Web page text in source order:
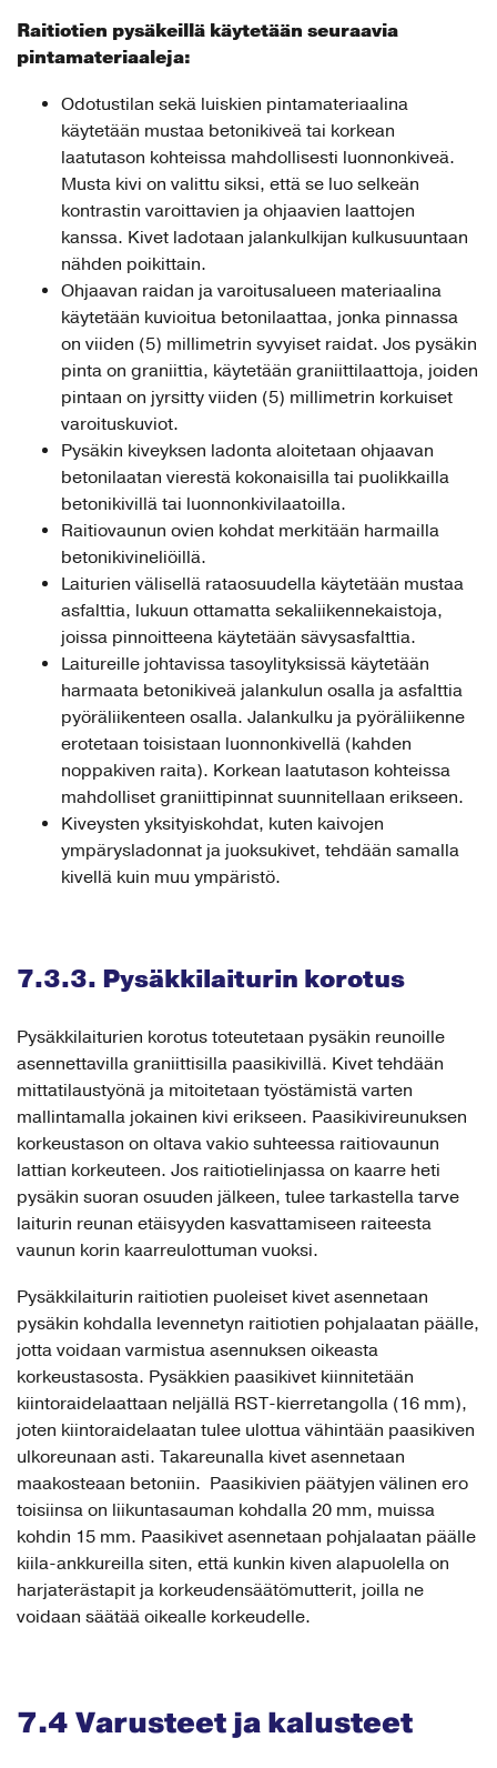
Raitiotien pysäkeillä käytetään seuraavia
pintamateriaaleja:
Odotustilan sekä luiskien pintamateriaalina
käytetään mustaa betonikiveä tai korkean
laatutason kohteissa mahdollisesti luonnonkiveä.
Musta kivi on valittu siksi, että se luo selkeän
kontrastin varoittavien ja ohjaavien laattojen
kanssa. Kivet ladotaan jalankulkijan kulkusuuntaan
nähden poikittain.
Ohjaavan raidan ja varoitusalueen materiaalina
käytetään kuvioitua betonilaattaa, jonka pinnassa
on viiden (5) millimetrin syvyiset raidat. Jos pysäkin
pinta on graniittia, käytetään graniittilaattoja, joiden
pintaan on jyrsitty viiden (5) millimetrin korkuiset
varoituskuviot.
Pysäkin kiveyksen ladonta aloitetaan ohjaavan
betonilaatan vierestä kokonaisilla tai puolikkailla
betonikivillä tai luonnonkivilaatoilla.
Raitiovaunun ovien kohdat merkitään harmailla
betonikivineliöillä.
Laiturien välisellä rataosuudella käytetään mustaa
asfalttia, lukuun ottamatta sekaliikennekaistoja,
joissa pinnoitteena käytetään sävysasfalttia.
Laitureille johtavissa tasoylityksissä käytetään
harmaata betonikiveä jalankulun osalla ja asfalttia
pyöräliikenteen osalla. Jalankulku ja pyöräliikenne
erotetaan toisistaan luonnonkivellä (kahden
noppakiven raita). Korkean laatutason kohteissa
mahdolliset graniittipinnat suunnitellaan erikseen.
Kiveysten yksityiskohdat, kuten kaivojen
ympärysladonnat ja juoksukivet, tehdään samalla
kivellä kuin muu ympäristö.
7.3.3. Pysäkkilaiturin korotus
Pysäkkilaiturien korotus toteutetaan pysäkin reunoille
asennettavilla graniittisilla paasikivillä. Kivet tehdään
mittatilaustyönä ja mitoitetaan työstämistä varten
mallintamalla jokainen kivi erikseen. Paasikivireunuksen
korkeustason on oltava vakio suhteessa raitiovaunun
lattian korkeuteen. Jos raitiotielinjassa on kaarre heti
pysäkin suoran osuuden jälkeen, tulee tarkastella tarve
laiturin reunan etäisyyden kasvattamiseen raiteesta
vaunun korin kaarreulottuman vuoksi.
Pysäkkilaiturin raitiotien puoleiset kivet asennetaan
pysäkin kohdalla levennetyn raitiotien pohjalaatan päälle,
jotta voidaan varmistua asennuksen oikeasta
korkeustasosta. Pysäkkien paasikivet kiinnitetään
kiintoraidelaattaan neljällä RST-kierretangolla (16 mm),
joten kiintoraidelaatan tulee ulottua vähintään paasikiven
ulkoreunaan asti. Takareunalla kivet asennetaan
maakosteaan betoniin. Paasikivien päätyjen välinen ero
toisiinsa on liikuntasauman kohdalla 20 mm, muissa
kohdin 15 mm. Paasikivet asennetaan pohjalaatan päälle
kiila-ankkureilla siten, että kunkin kiven alapuolella on
harjaterästapit ja korkeudensäätömutterit, joilla ne
voidaan säätää oikealle korkeudelle.
7.4 Varusteet ja kalusteet